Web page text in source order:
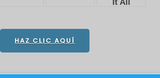
HAZ CLIC AQUÍ